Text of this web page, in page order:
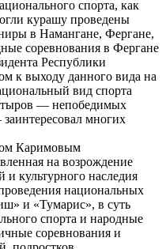
спорта, как
курашу проведены
в Намангане, Фергане,
соревнования в Фергане
Республики
к выходу данного вида на
вид спорта
— непобедимых
многих
Каримовым
на возрождение
культурного наследия
национальных
и «Тумарис», в суть
спорта и народные
соревнования и